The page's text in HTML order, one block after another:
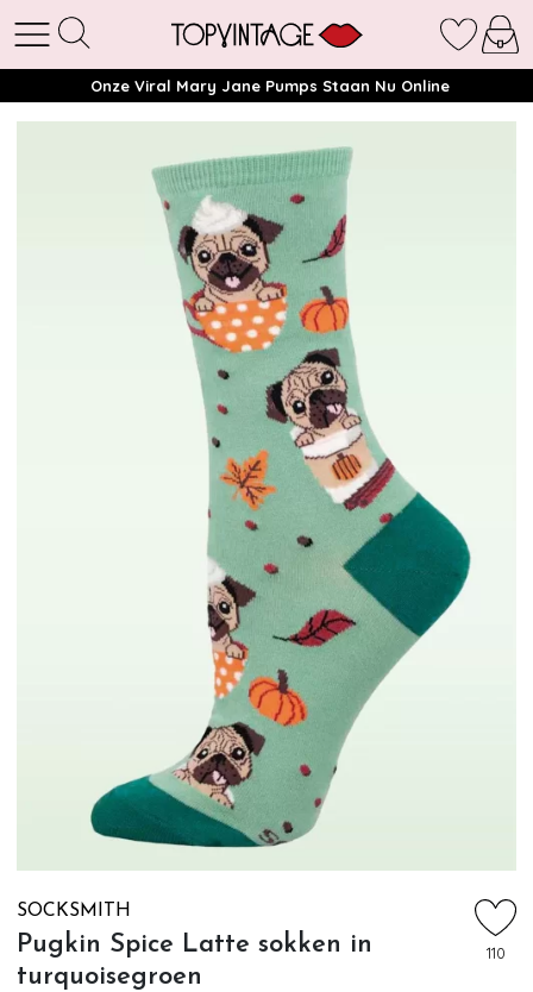
Onze Viral Mary Jane Pumps Staan Nu Online
SOCKSMITH
Pugkin Spice Latte sokken in
turquoisegroen
110